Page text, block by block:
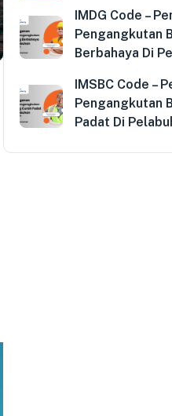
IMDG Code –
Pengangkutan
Berbahaya Di
IMSBC Code –
Pengangkutan
Padat Di